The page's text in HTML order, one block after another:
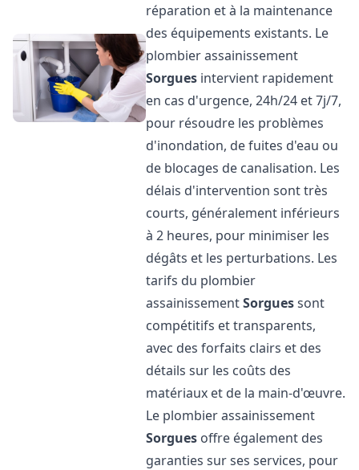
réparation et à la maintenance
des équipements existants. Le
plombier assainissement
Sorgues intervient rapidement
en cas d'urgence, 24h/24 et 7j/7,
pour résoudre les problèmes
d'inondation, de fuites d'eau ou
de blocages de canalisation. Les
délais d'intervention sont très
courts, généralement inférieurs
à 2 heures, pour minimiser les
dégâts et les perturbations. Les
tarifs du plombier
assainissementSorguessont
compétitifs et transparents,
avec des forfaits clairs et des
détails sur les coûts des
matériaux et de la main-d'œuvre.
Le plombier assainissement
Sorgues offre également des
garanties sur ses services, pour